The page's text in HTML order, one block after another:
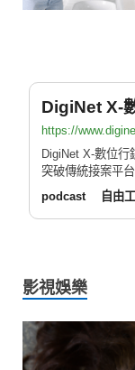
DigiNet X-
https://
DigiNet X-數位行
突破傳統接案平
podcast
自由
影視娛樂